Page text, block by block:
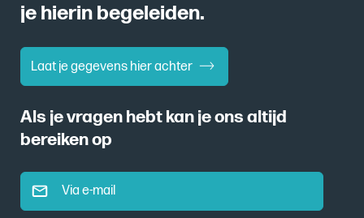
je hierin begeleiden.
Laat je gegevens hier achter
Als je vragen hebt kan je ons altijd
bereiken op
Via e-mail